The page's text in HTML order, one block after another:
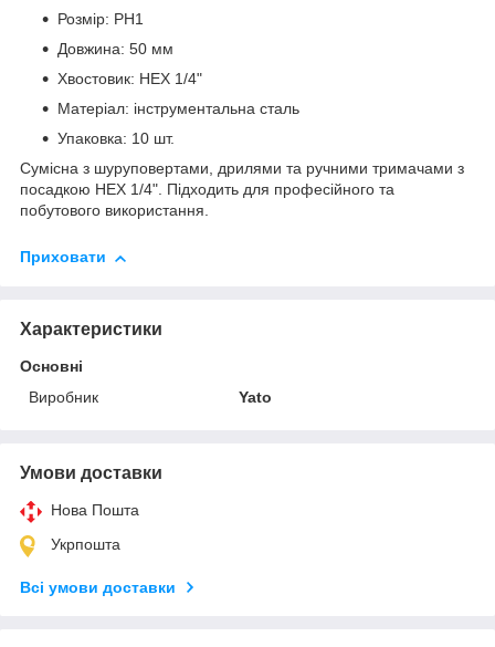
Розмір: PH1
Довжина: 50 мм
Хвостовик: HEX 1/4"
Матеріал: інструментальна сталь
Упаковка: 10 шт.
Сумісна з шуруповертами, дрилями та ручними тримачами з
посадкою HEX 1/4". Підходить для професійного та
побутового використання.
Приховати
Характеристики
Основні
Виробник
Yato
Умови доставки
Нова Пошта
Укрпошта
Всі умови доставки